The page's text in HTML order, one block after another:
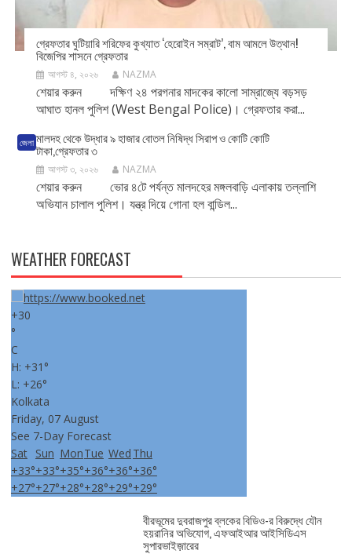
গ্রেফতার ঘুটিয়ারি শরিফের কুখ্যাত ‘হেরোইন সম্রাট’, বাম আমলে উত্থান!
বিজেপির শাসনে গ্রেফতার
আগস্ট ৪, ২০২৬ NAZMA
শেয়ার করুন দক্ষিণ ২৪ পরগনার মাদকের কালো সাম্রাজ্যে বড়সড়
আঘাত হানল পুলিশ (West Bengal Police)। গ্রেফতার করা...
জেলা মালদহ থেকে উদ্ধার ৯ হাজার বোতল নিষিদ্ধ সিরাপ ও কোটি কোটি
টাকা,গ্রেফতার ৩
আগস্ট ৩, ২০২৬ NAZMA
শেয়ার করুন ভোর ৪টে পর্যন্ত মালদহের মঙ্গলবাড়ি এলাকায় তল্লাশি
অভিযান চালাল পুলিশ। যন্ত্র দিয়ে গোনা হল বান্ডিল...
WEATHER FORECAST
+30
°
C
H: +31°
L: +26°
Kolkata
Friday, 07 August
See 7-Day Forecast
Sat Sun MonTue Wed Thu
+33°+33°+35°+36°+36°+36°
+27°+27°+28°+28°+29°+29°
বীরভূমের দুবরাজপুর ব্লকের বিডিও-র বিরুদ্ধে যৌন
হয়রানির অভিযোগ, এফআইআর আইসিডিএস
সুপারভাইজ়ারের